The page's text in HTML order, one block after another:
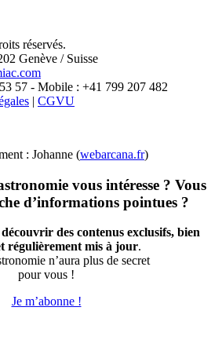
X
réservés.
Genève / Suisse
57 - Mobile : +41 799 207 482
| CGVU
: Johanne (webarcana.fr)
vous intéresse ? Vous
d’informations pointues ?
des contenus exclusifs, bien
régulièrement mis à jour.
n’aura plus de secret
pour vous !
Je m’abonne !